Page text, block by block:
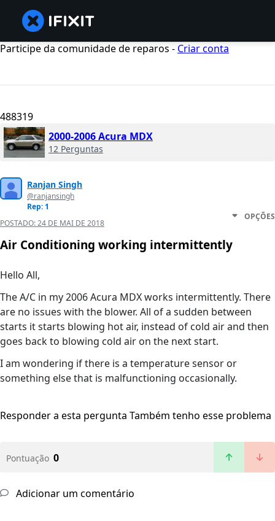
Participe da comunidade de reparos - Criar conta
488319
2000-2006 Acura MDX
12 Perguntas
Ranjan Singh
@ranjansingh
Rep: 1
POSTADO:24 DE MAI DE 2018
OPÇÕES
Air Conditioning working intermittently
Hello All,
The A/C in my 2006 Acura MDX works intermittently. There
are no issues with the blower. All of a sudden between
starts it starts blowing hot air, instead of cold air and then
goes back to blowing cold air on the next start.
I am wondering if there is a temperature sensor or
something else that is malfunctioning occasionally.
Responder a esta pergunta Também tenho esse problema
Pontuação 0
Adicionar um comentário